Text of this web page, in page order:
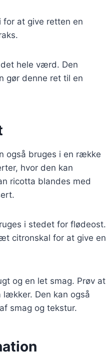
for at give retten en
hele værd. Den
gør denne ret til en
også bruges i en række
hvor den kan
ricotta blandes med
i stedet for flødeost.
citronskal for at give en
og en let smag. Prøv at
Den kan også
smag og tekstur.